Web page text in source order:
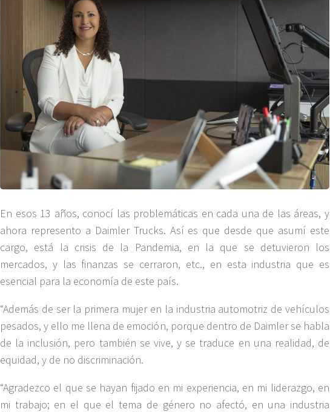
En esos 13 años, conocí las problemáticas en cada una de las áreas, y
ahora represento a Daimler Trucks. Así es que desde que asumí este
cargo, está la crisis de la Pandemia, en la que se detuvieron los
mercados, y las finanzas se cerraron, etc., en esta industria que es
esencial para la economía de este país.
“Además de ser la primera mujer en la industria automotriz de vehículos
pesados, y ello me llena de emoción, porque dentro de Daimler se habla
de la inclusión, pero también se vive, y se traduce en una realidad, de
equidad, y de no discriminación.
“Agradezco el que se hayan fijado en mi experiencia, en mi liderazgo, en
mi trabajo; en el que el tema de género no afectó, en una industria